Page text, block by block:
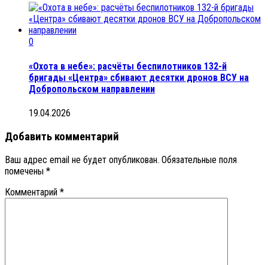
0
«Охота в небе»: расчёты беспилотников 132-й
бригады «Центра» сбивают десятки дронов ВСУ на
Добропольском направлении
19.04.2026
Добавить комментарий
Ваш адрес email не будет опубликован. Обязательные поля
помечены *
Комментарий *